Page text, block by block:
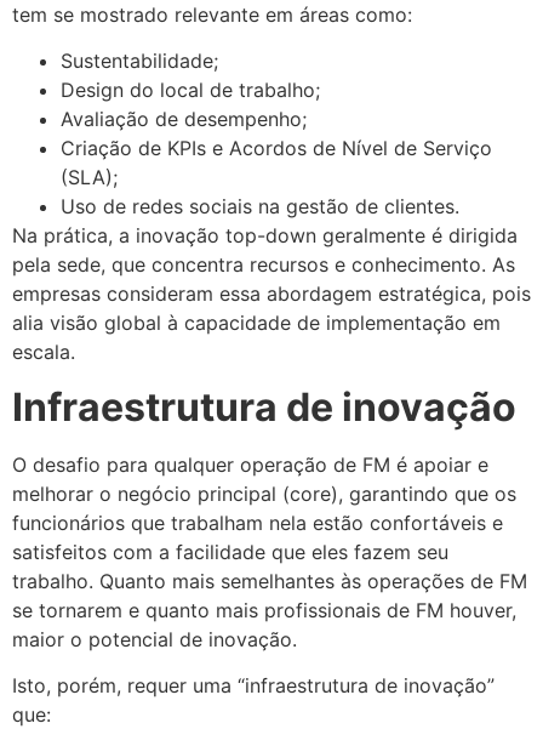
tem se mostrado relevante em áreas como:
Sustentabilidade;
Design do local de trabalho;
Avaliação de desempenho;
Criação de KPIs e Acordos de Nível de Serviço
(SLA);
Uso de redes sociais na gestão de clientes.
Na prática, a inovação top-down geralmente é dirigida
pela sede, que concentra recursos e conhecimento. As
empresas consideram essa abordagem estratégica, pois
alia visão global à capacidade de implementação em
escala.
Infraestrutura de inovação
O desafio para qualquer operação de FM é apoiar e
melhorar o negócio principal (core), garantindo que os
funcionários que trabalham nela estão confortáveis e
satisfeitos com a facilidade que eles fazem seu
trabalho. Quanto mais semelhantes às operações de FM
se tornarem e quanto mais profissionais de FM houver,
maior o potencial de inovação.
Isto, porém, requer uma “infraestrutura de inovação”
que: